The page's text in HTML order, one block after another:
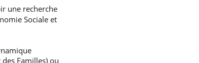
une recherche
Sociale et
Familles) ou